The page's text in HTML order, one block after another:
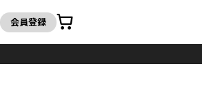
会員登録
カート